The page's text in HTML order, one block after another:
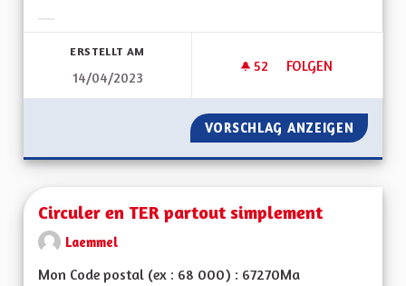
ERSTELLT AM
14/04/2023
52 52 FOLLOWER
FOLGEN
DÉPOLLUTION
VORSCHLAG ANZEIGEN
Circuler en TER partout simplement
Laemmel
Mon Code postal (ex : 68 000) : 67270Ma